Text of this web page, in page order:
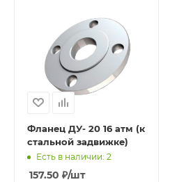
Фланец ДУ- 20 16 атм (к
стальной задвижке)
Есть в наличии: 2
157.50 ₽/шт